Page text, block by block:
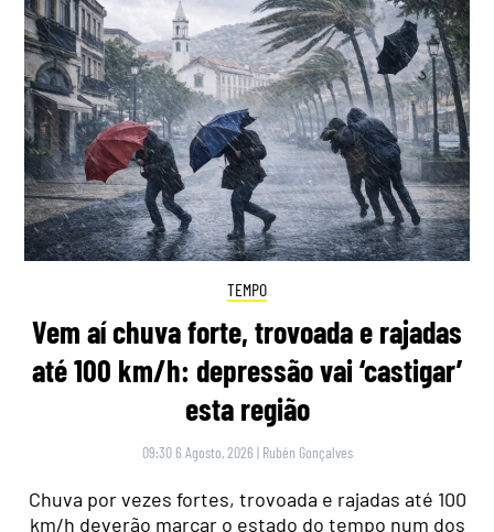
TEMPO
Vem aí chuva forte, trovoada e rajadas
até 100 km/h: depressão vai ‘castigar’
esta região
09:30 6 Agosto, 2026 | Rubén Gonçalves
Chuva por vezes fortes, trovoada e rajadas até 100
km/h deverão marcar o estado do tempo num dos